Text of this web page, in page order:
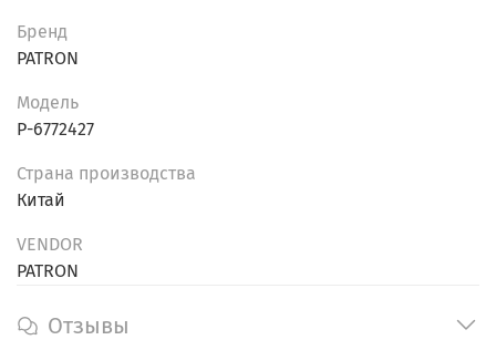
Бренд
PATRON
Модель
P-6772427
Страна производства
Китай
VENDOR
PATRON
Отзывы